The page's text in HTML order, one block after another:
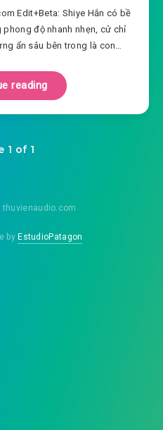
Edit+Beta: Shiye Hắn có bề
độ nhanh nhẹn, cử chỉ
ẩn sâu bên trong là con…
reading
1 of 1
byEstudioPatagon